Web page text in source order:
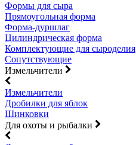
Формы для сыра
Прямоугольная форма
Форма-дуршлаг
Цилиндрическая форма
Комплектующие для сыроделия
Сопутствующие
Измельчители
Измельчители
Дробилки для яблок
Шинковки
Для охоты и рыбалки